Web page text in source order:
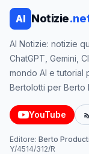
AI Notizie
AI Notizie: notizie
ChatGPT, Gemini,
mondo AI e tutorial
Bertolotti per Berto
YouTube
Editore: Berto
Y/4514/312/R